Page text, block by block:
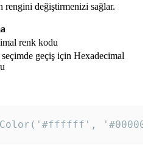
rengini değiştirmenizi sağlar.
renk kodu
geçiş için Hexadecimal